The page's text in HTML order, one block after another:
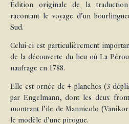
Édition originale de la
racontant le voyage d’un
Sud.
Celui-ci est particulièrement
de la découverte du lieu où La
naufrage en 1788.
Elle est ornée de 4 planches (3
par Engelmann, dont les deux
montrant l’ile de Mannicolo
le modèle d’une pirogue.